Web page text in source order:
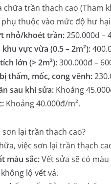
chữa trần thạch cao (Tham
thuộc vào mức độ hư
nhỏ/khoét trần:250.000đ –
vực vừa (0.5 – 2m²):
lớn (> 2m²):300.000đ –
thấm, mốc, cong vênh:
sau khi sửa: Khoảng
Khoảng 40.000đ/m².
sơn lại trần thạch cao?
việc sơn lại trần thạch
màu sắc:Vết sửa sẽ có
lộ vết vá.